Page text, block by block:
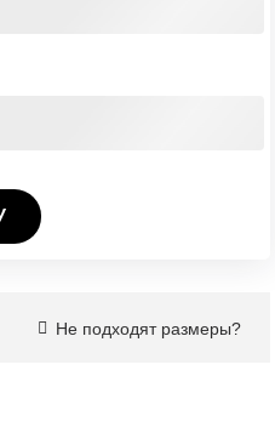
Не подходят размеры?